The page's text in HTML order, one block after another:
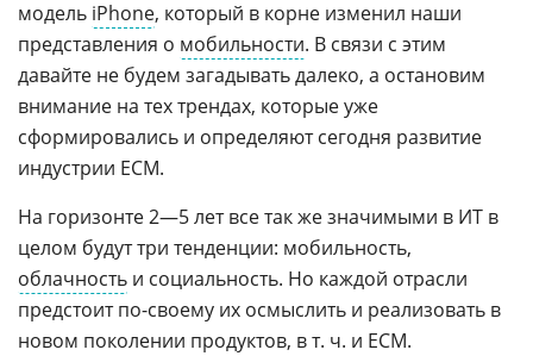
модель iPhone, который в корне изменил наши
представления о мобильности. В связи с этим
давайте не будем загадывать далеко, а остановим
внимание на тех трендах, которые уже
сформировались и определяют сегодня развитие
индустрии ECM.
На горизонте 2—5 лет все так же значимыми в ИТ в
целом будут три тенденции: мобильность,
облачность и социальность. Но каждой отрасли
предстоит по-своему их осмыслить и реализовать в
новом поколении продуктов, в т. ч. и ECM.